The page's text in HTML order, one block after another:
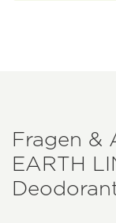
Fragen &
EARTH